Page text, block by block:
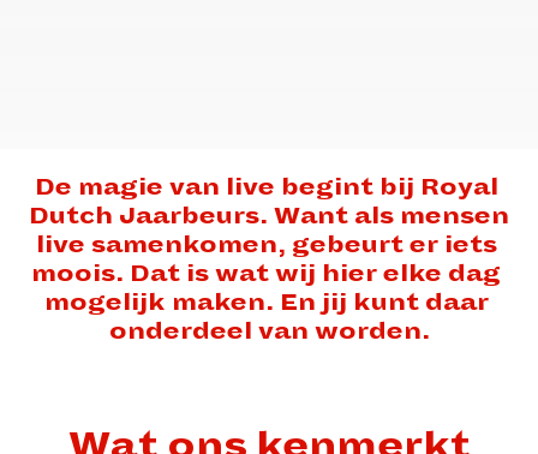
De magie van live begint bij Royal
Dutch Jaarbeurs. Want als mensen
live samenkomen, gebeurt er iets
moois. Dat is wat wij hier elke dag
mogelijk maken. En jij kunt daar
Wat ons kenmerkt